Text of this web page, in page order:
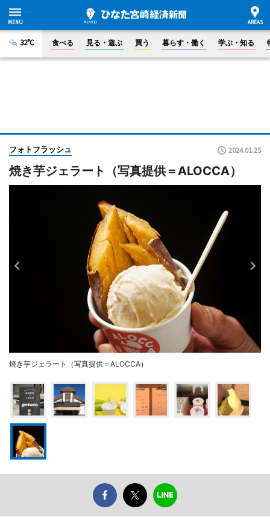
32°C 食べる 見る・遊ぶ 買う 暮らす・働く 学ぶ・知る
フォトフラッシュ 2024.01.25
焼き芋ジェラート（写真提供＝ALOCCA）
焼き芋ジェラート（写真提供＝ALOCCA）